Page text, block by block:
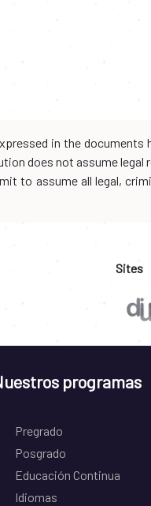
in the
does not assume
to assume all legal,
Sites
programas
Pregrado
Posgrado
Educación Continua
Idiomas